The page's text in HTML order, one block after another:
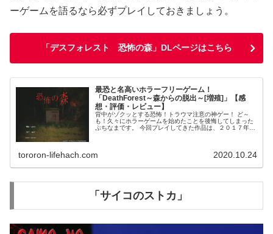
ーゲームを語るなら必ずプレイしておきましょう。
「デスフォレスト 恐怖の森」DLページはこちら
最恐と名高いホラーフリーゲーム！
「DeathForest～森からの脱出～[増殖]」【感
想・評価・レビュー】
背中がゾクッとする恐怖！トラウマ注意の神ゲー！ ど～
も！久々にホラーゲームを始めたことを後悔してしまった
ぷちなまです。 今回プレイしてきた作品は、２０１７年に
tororon-lifehach.com 2020.10.24
「サイコのストカ」